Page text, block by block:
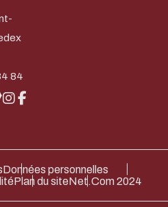
84
Données personnelles
Plan du siteNet.Com 2024